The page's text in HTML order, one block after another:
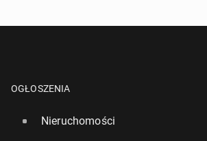
OGŁOSZENIA
Nieruchomości